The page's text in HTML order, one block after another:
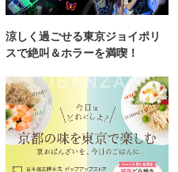
涼しく過ごせる東京ジョイポリ
スで絶叫＆ホラーを満喫！